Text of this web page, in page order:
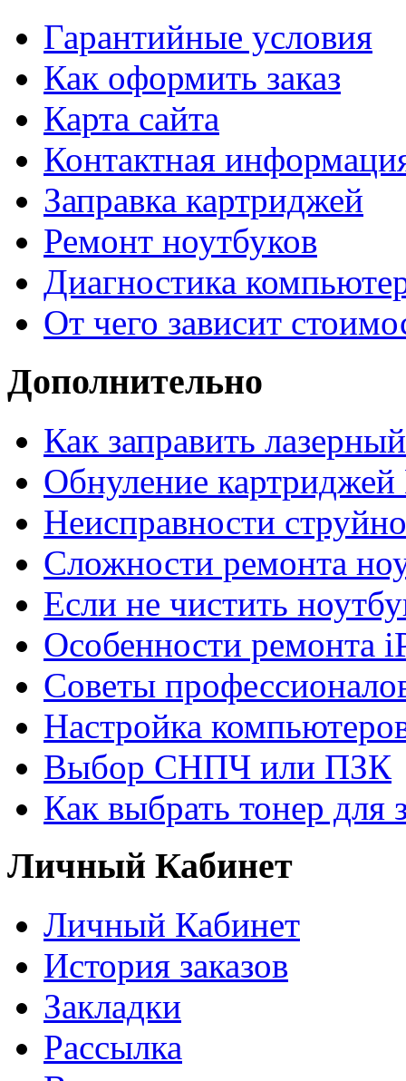
Гарантийные условия
Как оформить заказ
Карта сайта
Контактная
Заправка картриджей
Ремонт ноутбуков
Диагностика
От чего зависит
Дополнительно
Как заправить
Обнуление
Неисправности
Сложности ремонта
Если не чистить
Особенности ремонта
Советы
Настройка
Выбор СНПЧ или ПЗК
Как выбрать тонер для
Личный Кабинет
Личный Кабинет
История заказов
Закладки
Рассылка